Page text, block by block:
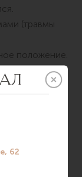
(травмы
положение.
в
и
учебном
+995 568